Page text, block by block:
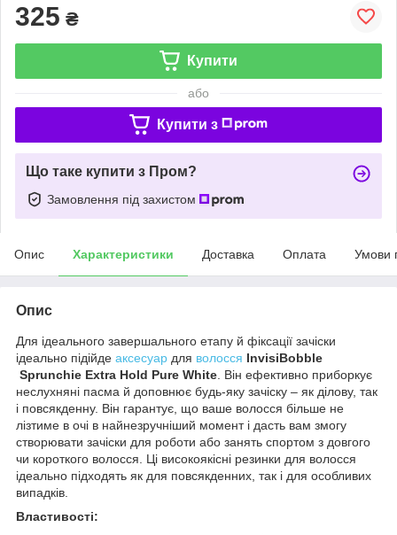
325 ₴
Купити
або
Купити з
Що таке купити з Пром?
Замовлення під захистом
Опис Характеристики Доставка Оплата Умови
Опис
Для ідеального завершального етапу й фіксації зачіски
ідеально підійде аксесуар для волосся InvisiBobble
Sprunchie Extra Hold Pure White . Він ефективно приборкує
неслухняні пасма й доповнює будь-яку зачіску – як ділову, так
і повсякденну. Він гарантує, що ваше волосся більше не
лізтиме в очі в найнезручніший момент і дасть вам змогу
створювати зачіски для роботи або занять спортом з довгого
чи короткого волосся. Ці високоякісні резинки для волосся
ідеально підходять як для повсякденних, так і для особливих
випадків.
Властивості: